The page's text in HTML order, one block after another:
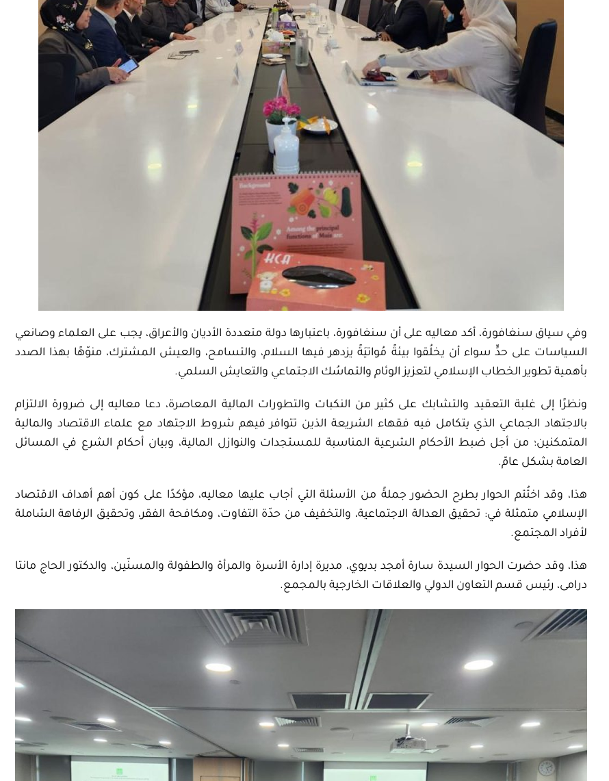
وفي سياق سنغافورة، أكد معاليه على أن سنغافورة، باعتبارها دولة متعددة الأديان والأعراق، يجب على العلماء وصانعي
السياسات على حدٍّ سواء أن يخلُقوا بيئةً مُواتيَةً يزدهر فيها السلام، والتسامح، والعيش المشترك، منوّهًا بهذا الصدد
بأهمية تطوير الخطاب الإسلامي لتعزيز الوئام والتماسُك الاجتماعي والتعايش السلمي.
ونظرًا إلى غلبة التعقيد والتشابك على كثير من النكبات والتطورات المالية المعاصرة، دعا معاليه إلى ضرورة الالتزام
بالاجتهاد الجماعي الذي يتكامل فيه فقهاء الشريعة الذين تتوافر فيهم شروط الاجتهاد مع علماء الاقتصاد والمالية
المتمكنين؛ من أجل ضبط الأحكام الشرعية المناسبة للمستجدات والنوازل المالية، وبيان أحكام الشرع في المسائل
العامة بشكل عامّ.
هذا، وقد اختُتم الحوار بطرح الحضور جملةً من الأسئلة التي أجاب عليها معاليه، مؤكدًا على كون أهم أهداف الاقتصاد
الإسلامي متمثلة في: تحقيق العدالة الاجتماعية، والتخفيف من حدّة التفاوت، ومكافحة الفقر، وتحقيق الرفاهة الشاملة
لأفراد المجتمع.
هذا، وقد حضرت الحوار السيدة سارة أمجد بديوي، مديرة إدارة الأسرة والمرأة والطفولة والمسنّين، والدكتور الحاج مانتا
درامى، رئيس قسم التعاون الدولي والعلاقات الخارجية بالمجمع.